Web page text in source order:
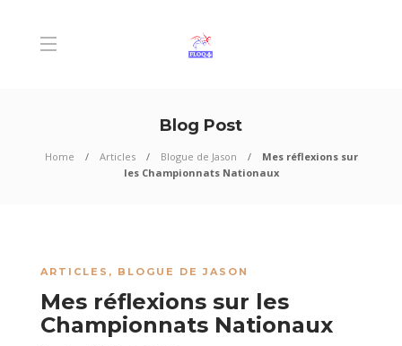
Blog Post
Home Articles Blogue de Jason
Mes réflexions sur
les Championnats Nationaux
ARTICLES , BLOGUE DE JASON
Mes réflexions sur les
Championnats Nationaux